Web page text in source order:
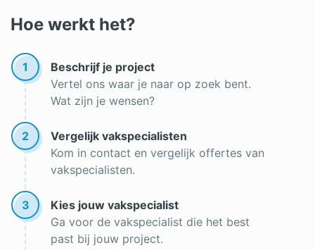
Hoe werkt het?
1
Beschrijf je project
Vertel ons waar je naar op zoek bent.
Wat zijn je wensen?
2
Vergelijk vakspecialisten
Kom in contact en vergelijk offertes van
vakspecialisten.
3
Kies jouw vakspecialist
Ga voor de vakspecialist die het best
past bij jouw project.